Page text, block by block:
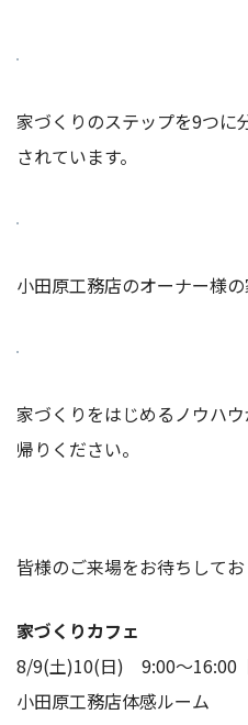
家づくりのステップを9つに
されています。
小田原工務店のオーナー様
家づくりをはじめるノウハ
帰りください。
皆様のご来場をお待ちしてお
家づくりカフェ
8/9(土)10(日) 9:00～16:00
小田原工務店体感ルーム